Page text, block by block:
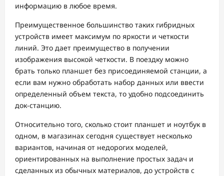
информацию в любое время.
Преимущественное большинство таких гибридных
устройств имеет максимум по яркости и четкости
линий. Это дает преимущество в получении
изображения высокой четкости. В поездку можно
брать только планшет без присоединяемой станции, а
если вам нужно обработать набор данных или ввести
определенный объем текста, то удобно подсоединить
док-станцию.
Относительно того, сколько стоит планшет и ноутбук в
одном, в магазинах сегодня существует несколько
вариантов, начиная от недорогих моделей,
ориентированных на выполнение простых задач и
сделанных из обычных материалов, до устройств с